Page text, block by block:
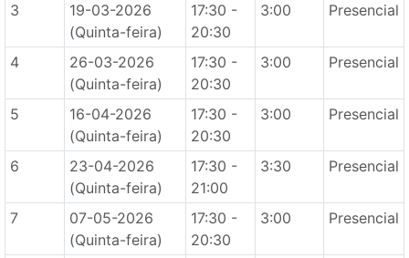
3
19-03-2026
(Quinta-feira)
17:30 -
20:30
3:00 Presencial
4
26-03-2026
(Quinta-feira)
17:30 -
20:30
3:00 Presencial
5
16-04-2026
(Quinta-feira)
17:30 -
20:30
3:00 Presencial
6
23-04-2026
(Quinta-feira)
17:30 -
21:00
3:30 Presencial
7
07-05-2026
(Quinta-feira)
17:30 -
20:30
3:00 Presencial